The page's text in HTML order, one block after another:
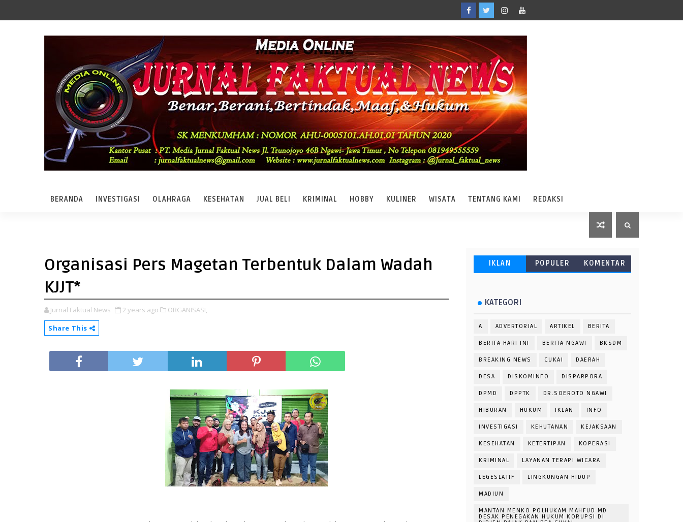
BERANDA INVESTIGASI OLAHRAGA KESEHATAN JUAL BELI KRIMINAL HOBBY KULINER WISATA TENTANG KAMI REDAKSI
Organisasi Pers Magetan Terbentuk Dalam Wadah
KJJT*
Jurnal Faktual News 2 years ago
ORGANISASI,
Share This
IKLAN POPULER KOMENTAR
KATEGORI
A ADVERTORIAL ARTIKEL BERITA
BERITA HARI INI BERITA NGAWI BKSDM
BREAKING NEWS CUKAI DAERAH
DESA DISKOMINFO DISPARPORA
DPMD DPPTK DR.SOEROTO NGAWI
HIBURAN HUKUM IKLAN INFO
INVESTIGASI KEHUTANAN KEJAKSAAN
KESEHATAN KETERTIPAN KOPERASI
KRIMINAL LAYANAN TERAPI WICARA
LEGESLATIF LINGKUNGAN HIDUP
MADIUN
MANTAN MENKO POLHUKAM MAHFUD MD
DESAK PENEGAKAN HUKUM KORUPSI DI